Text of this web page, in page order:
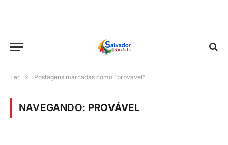
Lar » Postagens marcadas como "provável"
NAVEGANDO: PROVÁVEL